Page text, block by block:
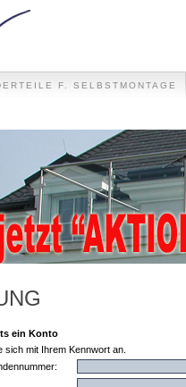
F. SELBSTMONTAGE
ein Konto
sich mit Ihrem Kennwort an.